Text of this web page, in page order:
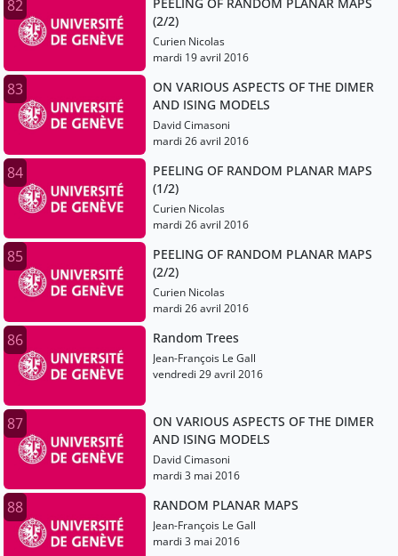
82
(2/2)
Curien Nicolas
mardi 19 avril 2016
83
ON VARIOUS ASPECTS OF THE DIMER
AND ISING MODELS
David Cimasoni
mardi 26 avril 2016
84
PEELING OF RANDOM PLANAR MAPS
(1/2)
Curien Nicolas
mardi 26 avril 2016
85
PEELING OF RANDOM PLANAR MAPS
(2/2)
Curien Nicolas
mardi 26 avril 2016
86 Random Trees
Jean-François Le Gall
vendredi 29 avril 2016
87
ON VARIOUS ASPECTS OF THE DIMER
AND ISING MODELS
David Cimasoni
mardi 3 mai 2016
88 RANDOM PLANAR MAPS
Jean-François Le Gall
mardi 3 mai 2016